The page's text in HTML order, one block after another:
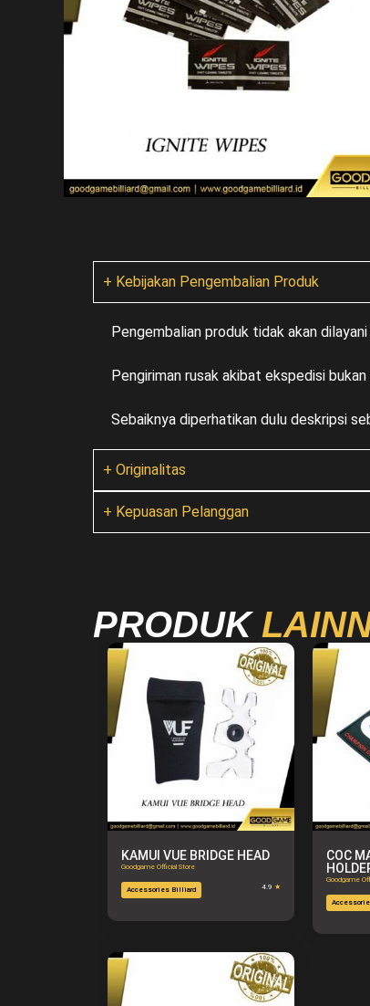
+ Kebijakan Pengembalian Produk
Pengembalian produk tidak akan
Pengiriman rusak akibat ekspedisi
Sebaiknya diperhatikan dulu deskripsi
+ Originalitas
+ Kepuasan Pelanggan
PRODUK
KAMUI VUE BRIDGE HEAD
Goodgame Official Store
Accessories Billiard 4.9 ★
COC
Goodgame